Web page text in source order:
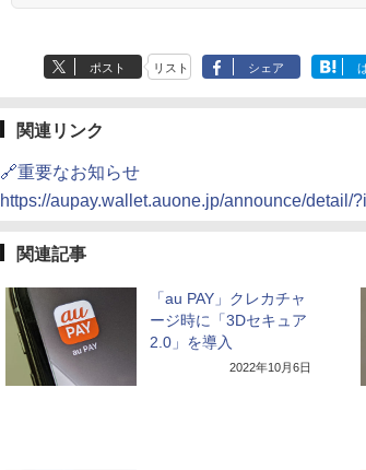
ポスト リスト シェア
関連リンク
🔗重要なお知らせ
https://aupay.wallet.auone.jp/announce/detail/
関連記事
「au PAY」クレカチャ
ージ時に「3Dセキュア
2.0」を導入
2022年10月6日